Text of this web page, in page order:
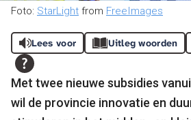
Foto: StarLight from FreeImages
Lees voor Uitleg woorden
Met twee nieuwe subsidies
wil de provincie innovatie en